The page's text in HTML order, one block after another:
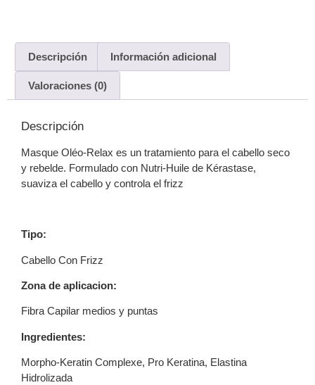
Descripción Información adicional
Valoraciones (0)
Descripción
Masque Oléo-Relax es un tratamiento para el cabello seco
y rebelde. Formulado con Nutri-Huile de Kérastase,
suaviza el cabello y controla el frizz
Tipo:
Cabello Con Frizz
Zona de aplicacion:
Fibra Capilar medios y puntas
Ingredientes:
Morpho-Keratin Complexe, Pro Keratina, Elastina
Hidrolizada